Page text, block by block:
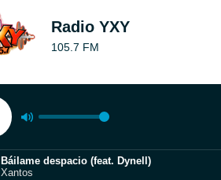
Radio YXY
105.7 FM
Báilame despacio (feat. Dynell)
Xantos